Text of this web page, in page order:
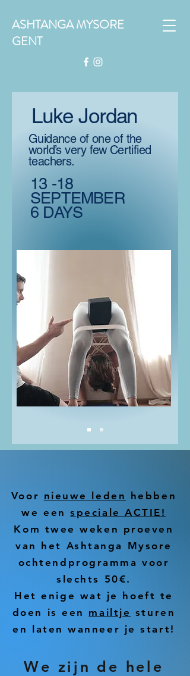
ASHTANGA MYSORE
GENT
Luke Jordan
Guidance of one of the
world’s very few Certified
teachers.
13 -18
SEPTEMBER
6 DAYS
Voor nieuwe leden
hebben
we eenspeciale ACTIE!
Kom twee weken proeven
van het Ashtanga Mysore
ochtendprogramma voor
slechts 50€.
Het enige wat je hoeft te
doen is een mailtje sturen
en laten wanneer je start!
We zijn de hele